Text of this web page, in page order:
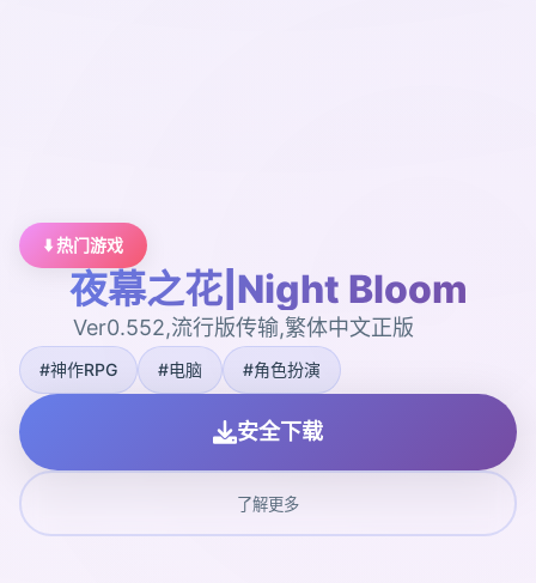
⬇️ 热门游戏
夜幕之花|Night Bloom
Ver0.552,流行版传输,繁体中文正版
#神作RPG #电脑 #角色扮演
安全下载
了解更多